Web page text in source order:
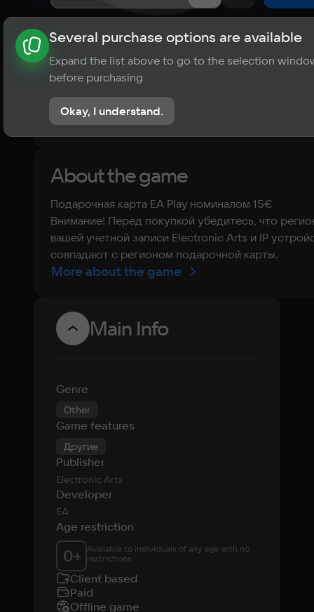
About the game News Requirements
? Player ratings
No reviews
About the game
Подарочная карта EA Play номиналом 15€
Внимание! Перед покупкой убедитесь, что
вашей учетной записи Electronic Arts и IP
совпадают с регионом подарочной карты.
More about the game
Main Info
Genre
Other
Game features
Другие
Publisher
Electronic Arts
Developer
EA
Age restriction
0+ Available to individuals of any age with no
restrictions
Client based
Paid
Offline game
Several purchase options are available
Expand the list above to go to the selection
before purchasing
Okay, I understand.